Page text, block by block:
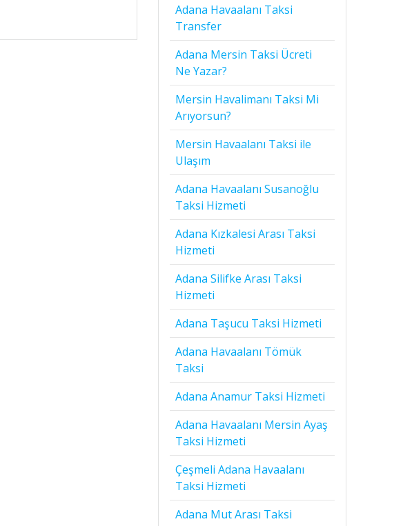
Adana Havaalanı Taksi
Transfer
Adana Mersin Taksi Ücreti
Ne Yazar?
Mersin Havalimanı Taksi Mi
Arıyorsun?
Mersin Havaalanı Taksi ile
Ulaşım
Adana Havaalanı Susanoğlu
Taksi Hizmeti
Adana Kızkalesi Arası Taksi
Hizmeti
Adana Silifke Arası Taksi
Hizmeti
Adana Taşucu Taksi Hizmeti
Adana Havaalanı Tömük
Taksi
Adana Anamur Taksi Hizmeti
Adana Havaalanı Mersin Ayaş
Taksi Hizmeti
Çeşmeli Adana Havaalanı
Taksi Hizmeti
Adana Mut Arası Taksi